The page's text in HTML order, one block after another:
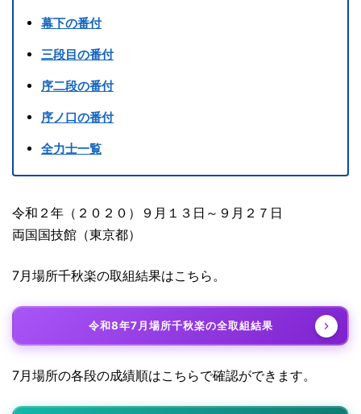
幕下の番付
三段目の番付
序二段の番付
序ノ口の番付
全力士一覧
令和２年（２０２０）９月１３日～９月２７日
両国国技館（東京都）
7月場所千秋楽の取組結果はこちら。
令和8年7月場所千秋楽の全取組結果
7月場所の各段の成績順はこちらで確認ができます。